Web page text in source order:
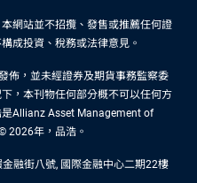
網站並不招攬、發售或推薦任何證
成投資、稅務或法律意見。
佈，並未經證券及期貨事務監察委
，本刊物任何部分概不可以任何方
Allianz Asset Management of
2026年，品浩。
融街八號, 國際金融中心二期22樓